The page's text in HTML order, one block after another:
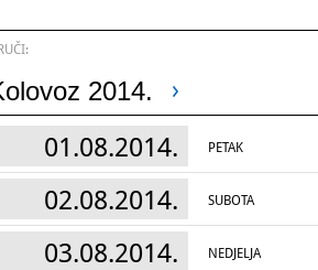
2014.
01.08.2014. PETAK
02.08.2014. SUBOTA
03.08.2014. NEDJELJA